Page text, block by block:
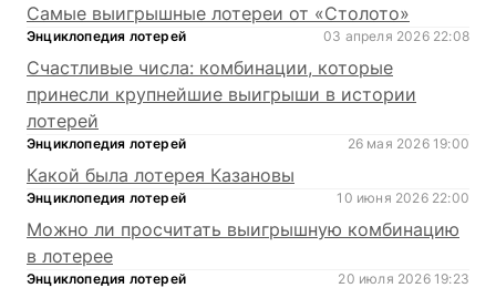
Самые выигрышные лотереи от «Столото»
Энциклопедия лотерей 03 апреля 2026 22:08
Счастливые числа: комбинации, которые
принесли крупнейшие выигрыши в истории
лотерей
Энциклопедия лотерей 26 мая 2026 19:00
Какой была лотерея Казановы
Энциклопедия лотерей 10 июня 2026 22:00
Можно ли просчитать выигрышную комбинацию
в лотерее
Энциклопедия лотерей 20 июля 2026 19:23